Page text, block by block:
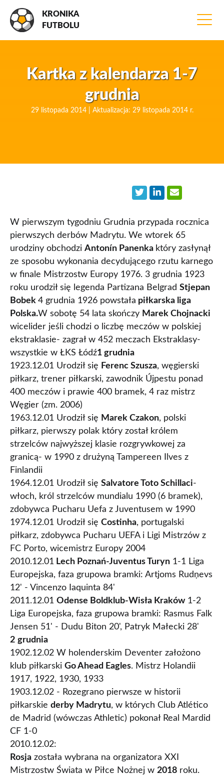
KRONIKA
FUTBOLU
Kartka z kalendarza 1-7
grudnia
29 listopada 2014 | Aktualizacja: 29 listopada 2014 r.
W pierwszym tygodniu Grudnia przypada rocznica
pierwszych derbów Madrytu. We wtorek 65
urodziny obchodzi Antonín Panenka który zasłynął
ze sposobu wykonania decydującego rzutu karnego
w finale Mistrzostw Europy 1976. 3 grudnia 1923
roku urodził się legenda Partizana Belgrad Stjepan
Bobek 4 grudnia 1926 powstała piłkarska liga
Polska.W sobotę 54 lata skończy Marek Chojnacki
wicelider jeśli chodzi o liczbę meczów w polskiej
ekstraklasie- zagrał w 452 meczach Ekstraklasy-
wszystkie w ŁKS Łódź1 grudnia
1923.12.01 Urodził się Ferenc Szusza, węgierski
piłkarz, trener piłkarski, zawodnik Újpestu ponad
400 meczów i prawie 400 bramek, 4 raz mistrz
Węgier (zm. 2006)
1963.12.01 Urodził się Marek Czakon, polski
piłkarz, pierwszy polak który został królem
strzelców najwyższej klasie rozgrywkowej za
granicą- w 1990 z drużyną Tampereen Ilves z
Finlandii
1964.12.01 Urodził się Salvatore Toto Schillaci-
włoch, król strzelców mundialu 1990 (6 bramek),
zdobywca Pucharu Uefa z Juventusem w 1990
1974.12.01 Urodził się Costinha, portugalski
piłkarz, zdobywca Pucharu UEFA i Ligi Mistrzów z
FC Porto, wicemistrz Europy 2004
2010.12.01 Lech Poznań-Juventus Turyn 1-1 Liga
Europejska, faza grupowa bramki: Artjoms Rudņevs
12' - Vincenzo Iaquinta 84'
2011.12.01 Odense Boldklub-Wisła Kraków1-2
Liga Europejska, faza grupowa bramki: Rasmus Falk
Jensen 51' - Dudu Biton 20', Patryk Małecki 28'
2 grudnia
1902.12.02 W holenderskim Deventer założono
klub piłkarski Go Ahead Eagles. Mistrz Holandii
1917, 1922, 1930, 1933
1903.12.02 - Rozegrano pierwsze w historii
piłkarskie derby Madrytu, w których Club Atlético
de Madrid (wówczas Athletic) pokonał Real Mardid
CF 1-0
2010.12.02:
Rosja została wybrana na organizatora XXI
Mistrzostw Świata w Piłce Nożnej w 2018 roku.